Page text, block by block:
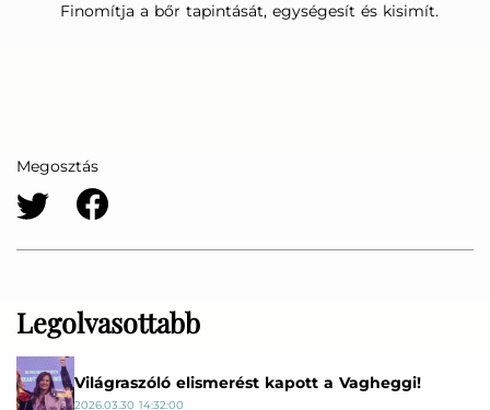
Finomítja a bőr tapintását, egységesít és kisimít.
Megosztás
Legolvasottabb
Világraszóló elismerést kapott a Vagheggi!
2026.03.30 14:32:00